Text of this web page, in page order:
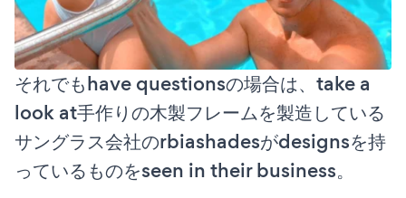
それでもhave questionsの場合は、take a
look at手作りの木製フレームを製造している
サングラス会社のrbiashadesがdesignsを持
っているものをseen in their business。